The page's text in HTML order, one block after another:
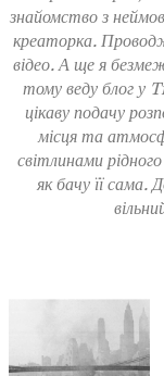
знайомство з
креаторка.
відео. А ще я
тому веду блог у
цікаву подачу
місця та
світлинами
як бачу її сама.